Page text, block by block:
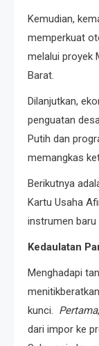
Kemudian,
memperkuat
melalui proyek
Barat.
Dilanjutkan,
penguatan
Putih dan
memangkas
Berikutnya
Kartu Usaha
instrumen baru
Kedaulatan
Menghadapi
kunci. Pertama
dari impor ke